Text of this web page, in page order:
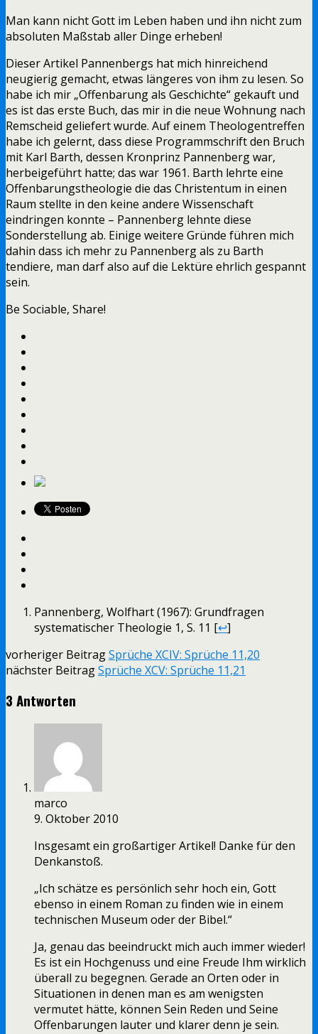
Man kann nicht Gott im Leben haben und ihn nicht zum
absoluten Maßstab aller Dinge erheben!
Dieser Artikel Pannenbergs hat mich hinreichend
neugierig gemacht, etwas längeres von ihm zu lesen. So
habe ich mir „Offenbarung als Geschichte“ gekauft und
es ist das erste Buch, das mir in die neue Wohnung nach
Remscheid geliefert wurde. Auf einem Theologentreffen
habe ich gelernt, dass diese Programmschrift den Bruch
mit Karl Barth, dessen Kronprinz Pannenberg war,
herbeigeführt hatte; das war 1961. Barth lehrte eine
Offenbarungstheologie die das Christentum in einen
Raum stellte in den keine andere Wissenschaft
eindringen konnte – Pannenberg lehnte diese
Sonderstellung ab. Einige weitere Gründe führen mich
dahin dass ich mehr zu Pannenberg als zu Barth
tendiere, man darf also auf die Lektüre ehrlich gespannt
sein.
Be Sociable, Share!
Pannenberg, Wolfhart (1967): Grundfragen
systematischer Theologie 1, S. 11 [↩]
vorheriger BeitragSprüche XCIV: Sprüche 11,20
nächster BeitragSprüche XCV: Sprüche 11,21
3 Antworten
marco
9. Oktober 2010
Insgesamt ein großartiger Artikel! Danke für den
Denkanstoß.
„Ich schätze es persönlich sehr hoch ein, Gott
ebenso in einem Roman zu finden wie in einem
technischen Museum oder der Bibel.“
Ja, genau das beeindruckt mich auch immer wieder!
Es ist ein Hochgenuss und eine Freude Ihm wirklich
überall zu begegnen. Gerade an Orten oder in
Situationen in denen man es am wenigsten
vermutet hätte, können Sein Reden und Seine
Offenbarungen lauter und klarer denn je sein.